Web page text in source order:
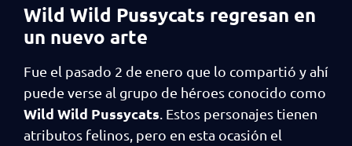
Wild Wild Pussycats regresan en
un nuevo arte
Fue el pasado 2 de enero que lo compartió y ahí
puede verse al grupo de héroes conocido como
Wild Wild Pussycats . Estos personajes tienen
atributos felinos, pero en esta ocasión el